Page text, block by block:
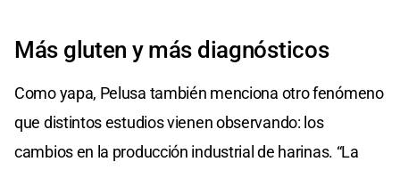
Más gluten y más diagnósticos
Como yapa, Pelusa también menciona otro fenómeno
que distintos estudios vienen observando: los
cambios en la producción industrial de harinas. “La